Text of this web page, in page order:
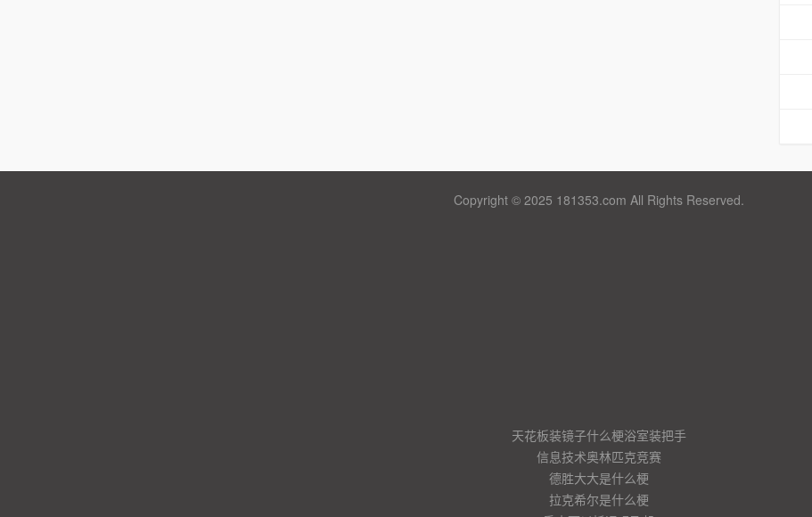
Copyright © 2025 181353.com All Rights Reserved.
天花板装镜子什么梗浴室装把手
信息技术奥林匹克竞赛
德胜大大是什么梗
拉克希尔是什么梗